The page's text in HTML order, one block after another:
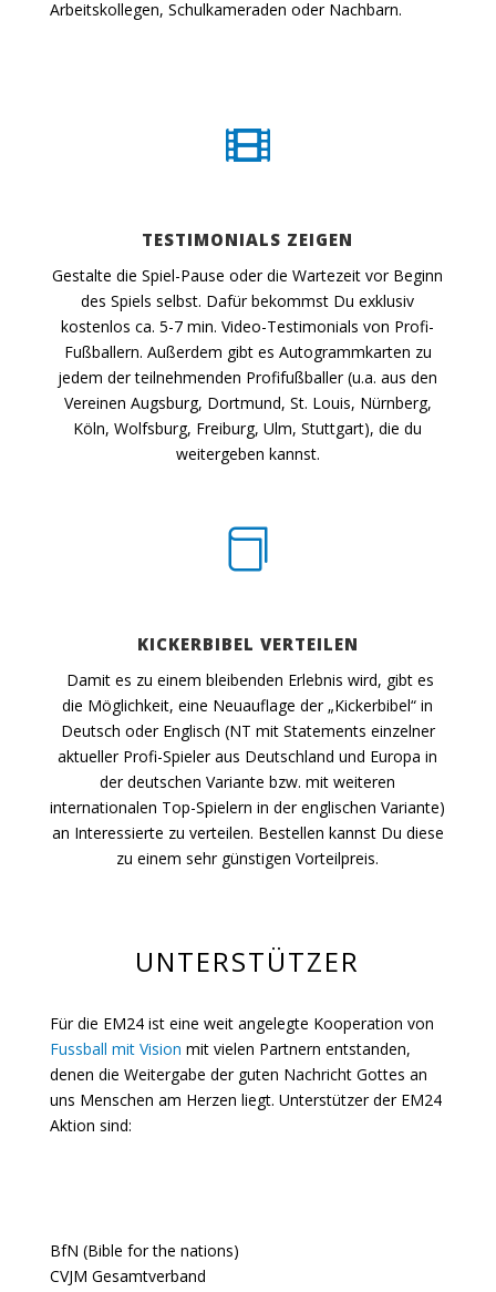
Arbeitskollegen, Schulkameraden oder Nachbarn.

TESTIMONIALS ZEIGEN
Gestalte die Spiel-Pause oder die Wartezeit vor Beginn
des Spiels selbst. Dafür bekommst Du exklusiv
kostenlos ca. 5-7 min. Video-Testimonials von Profi-
Fußballern. Außerdem gibt es Autogrammkarten zu
jedem der teilnehmenden Profifußballer (u.a. aus den
Vereinen Augsburg, Dortmund, St. Louis, Nürnberg,
Köln, Wolfsburg, Freiburg, Ulm, Stuttgart), die du
weitergeben kannst.

KICKERBIBEL VERTEILEN
Damit es zu einem bleibenden Erlebnis wird, gibt es
die Möglichkeit, eine Neuauflage der „Kickerbibel“ in
Deutsch oder Englisch (NT mit Statements einzelner
aktueller Profi-Spieler aus Deutschland und Europa in
der deutschen Variante bzw. mit weiteren
internationalen Top-Spielern in der englischen Variante)
an Interessierte zu verteilen. Bestellen kannst Du diese
zu einem sehr günstigen Vorteilpreis.
UNTERSTÜTZER
Für die EM24 ist eine weit angelegte Kooperation von
Fussball mit Vision mit vielen Partnern entstanden,
denen die Weitergabe der guten Nachricht Gottes an
uns Menschen am Herzen liegt. Unterstützer der EM24
Aktion sind:
BfN (Bible for the nations)
CVJM Gesamtverband